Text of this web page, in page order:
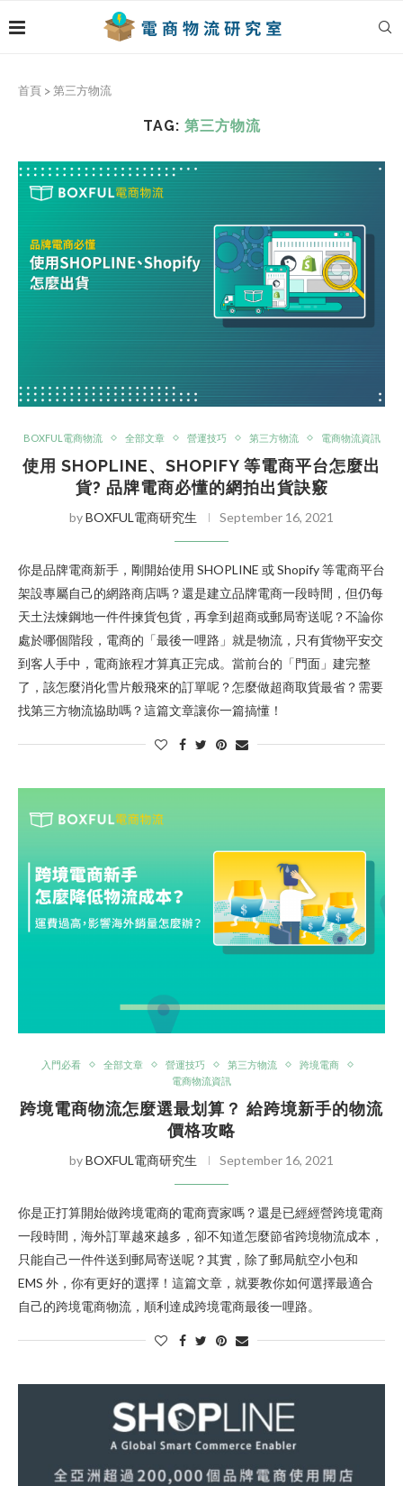
首頁 > 第三方物流
TAG: 第三方物流
BOXFUL電商物流 全部文章 營運技巧 第三方物流 電商物流資訊
使用 SHOPLINE、SHOPIFY 等電商平台怎麼出
貨? 品牌電商必懂的網拍出貨訣竅
byBOXFUL電商研究生 September 16, 2021
你是品牌電商新手，剛開始使用 SHOPLINE 或 Shopify 等電商平台
架設專屬自己的網路商店嗎？還是建立品牌電商一段時間，但仍每
天土法煉鋼地一件件揀貨包貨，再拿到超商或郵局寄送呢？不論你
處於哪個階段，電商的「最後一哩路」就是物流，只有貨物平安交
到客人手中，電商旅程才算真正完成。當前台的「門面」建完整
了，該怎麼消化雪片般飛來的訂單呢？怎麼做超商取貨最省？需要
找第三方物流協助嗎？這篇文章讓你一篇搞懂！
入門必看 全部文章 營運技巧 第三方物流
跨境電商
電商物流資訊
跨境電商物流怎麼選最划算？ 給跨境新手的物流
價格攻略
byBOXFUL電商研究生 September 16, 2021
你是正打算開始做跨境電商的電商賣家嗎？還是已經經營跨境電商
一段時間，海外訂單越來越多，卻不知道怎麼節省跨境物流成本，
只能自己一件件送到郵局寄送呢？其實，除了郵局航空小包和
EMS 外，你有更好的選擇！這篇文章，就要教你如何選擇最適合
自己的跨境電商物流，順利達成跨境電商最後一哩路。